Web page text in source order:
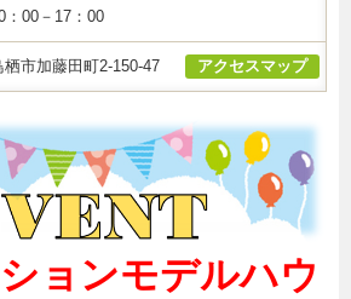
：00－17：00
栖市加藤田町2-150-47 アクセスマップ
ョンモデルハウ